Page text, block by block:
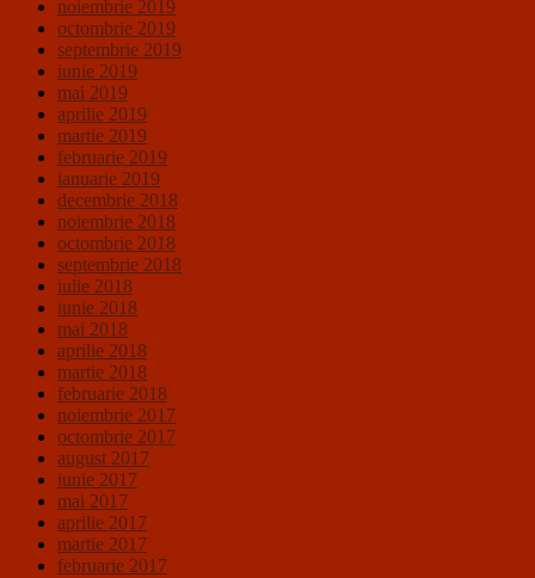
noiembrie 2019
octombrie 2019
septembrie 2019
iunie 2019
mai 2019
aprilie 2019
martie 2019
februarie 2019
ianuarie 2019
decembrie 2018
noiembrie 2018
octombrie 2018
septembrie 2018
iulie 2018
iunie 2018
mai 2018
aprilie 2018
martie 2018
februarie 2018
noiembrie 2017
octombrie 2017
august 2017
iunie 2017
mai 2017
aprilie 2017
martie 2017
februarie 2017